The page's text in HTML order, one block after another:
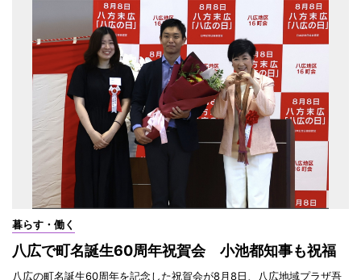
暮らす・働く
八広で町名誕生60周年祝賀会 小池都知事も祝福
八広の町名誕生60周年を記念した祝賀会が8月8日、八広地域プラザ吾